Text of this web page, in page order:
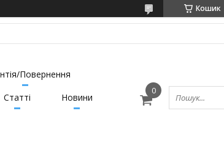
Кошик
Повернення
Статті
Новини